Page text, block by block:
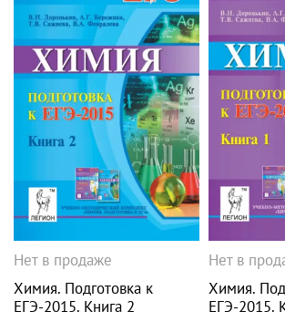
Нет в продаже
Химия. Подготовка к
ЕГЭ-2015. Книга 2
Нет в
Химия.
ЕГЭ-2015.